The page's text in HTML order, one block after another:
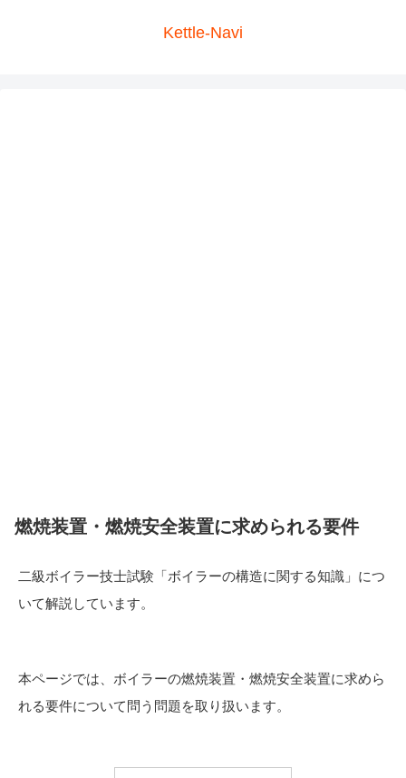
Kettle-Navi
燃焼装置・燃焼安全装置に求められる要件
二級ボイラー技士試験「ボイラーの構造に関する知識」につ
いて解説しています。
本ページでは、ボイラーの燃焼装置・燃焼安全装置に求めら
れる要件について問う問題を取り扱います。